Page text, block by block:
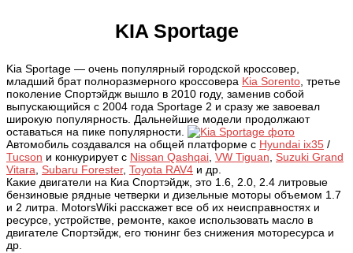
KIA Sportage
Kia Sportage — очень популярный городской кроссовер,
младший брат полноразмерного кроссовера Kia Sorento, третье
поколение Спортэйдж вышло в 2010 году, заменив собой
выпускающийся с 2004 года Sportage 2 и сразу же завоевал
широкую популярность. Дальнейшие модели продолжают
оставаться на пике популярности.
Автомобиль создавался на общей платформе с Hyundai ix35 /
Tucson и конкурирует с Nissan Qashqai, VW Tiguan, Suzuki Grand
Vitara, Subaru Forester, Toyota RAV4 и др.
Какие двигатели на Киа Спортэйдж, это 1.6, 2.0, 2.4 литровые
бензиновые рядные четверки и дизельные моторы объемом 1.7
и 2 литра. MotorsWiki расскажет все об их неисправностях и
ресурсе, устройстве, ремонте, какое использовать масло в
двигателе Спортэйдж, его тюнинг без снижения моторесурса и
др.